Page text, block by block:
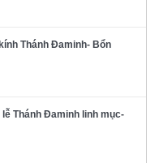
Thánh Đaminh- Bổn
Thánh Đaminh linh mục-